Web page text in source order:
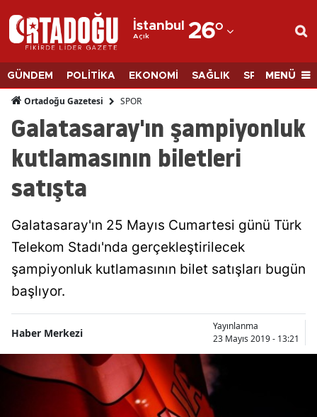
İstanbul
Açık 26°
Adana
Adıyaman
Ağrı
Amasya
Antalya
Artvin
Aydın
Bingöl
Bitlis
GÜNDEM POLİTİKA EKONOMİ SAĞLIK SPORMENÜ
Ortadoğu Gazetesi SPOR
Galatasaray'ın şampiyonluk
kutlamasının biletleri
satışta
Galatasaray'ın 25 Mayıs Cumartesi günü Türk
Telekom Stadı'nda gerçekleştirilecek
şampiyonluk kutlamasının bilet satışları bugün
başlıyor.
Haber Merkezi
Yayınlanma
23 Mayıs 2019 - 13:21